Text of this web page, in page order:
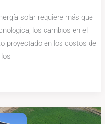
solar requiere más que
los cambios en el
proyectado en los costos de